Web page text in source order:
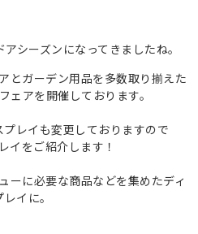
シーズンになってきましたね。
とガーデン用品を多数取り揃えた
ェアを開催しております。
レイも変更しておりますので
イをご紹介します！
ーに必要な商品などを集めたディ
イに。